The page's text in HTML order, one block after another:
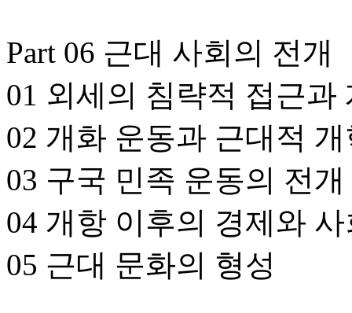
Part 06 근대 사회의 전개
01 외세의 침략적 접근과
02 개화 운동과 근대적
03 구국 민족 운동의 전개
04 개항 이후의 경제와
05 근대 문화의 형성